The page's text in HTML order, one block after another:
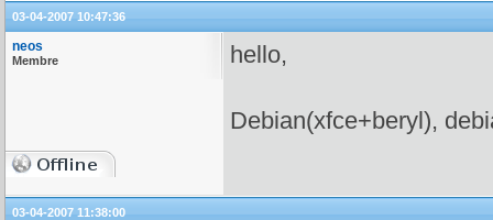
03-04-2007 10:47:36
neos
Membre hello,
Debian(xfce+beryl),
03-04-2007 11:38:00